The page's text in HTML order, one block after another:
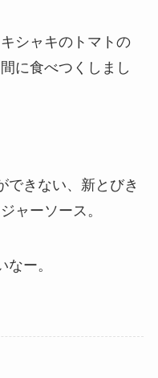
シャキのトマトの
に食べつくしまし
できない、新とびき
ャーソース。
ー。